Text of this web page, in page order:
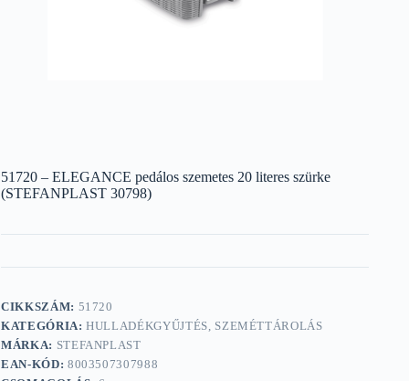
51720 – ELEGANCE pedálos szemetes 20 literes szürke
(STEFANPLAST 30798)
CIKKSZÁM: 51720
KATEGÓRIA:HULLADÉKGYŰJTÉS, SZEMÉTTÁROLÁS
MÁRKA: STEFANPLAST
EAN-KÓD: 8003507307988